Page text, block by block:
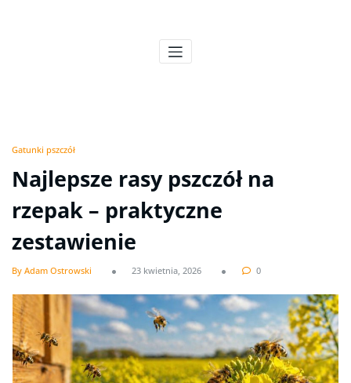
Gatunki pszczół
Najlepsze rasy pszczół na
rzepak – praktyczne
zestawienie
By Adam Ostrowski 23 kwietnia, 2026 0